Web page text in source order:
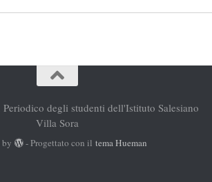
degli studenti dell'Istituto Salesiano
Villa Sora
by - Progettato con iltema Hueman